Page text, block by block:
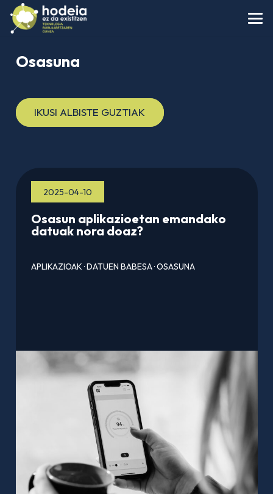
Osasuna
IKUSI ALBISTE GUZTIAK
2025-04-10
Osasun aplikazioetan emandako
datuak nora doaz?
APLIKAZIOAK·DATUEN BABESA·OSASUNA